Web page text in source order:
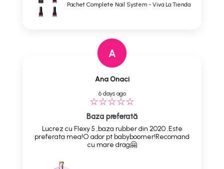
Pachet Complete Nail System - Viva La Tienda
A
Ana Onaci
6 days ago
Baza preferată
Lucrez cu Flexy 5 ,baza rubber din 2020 .Este
preferata mea!O ador pt babyboomer!Recomand
cu mare drag🤗